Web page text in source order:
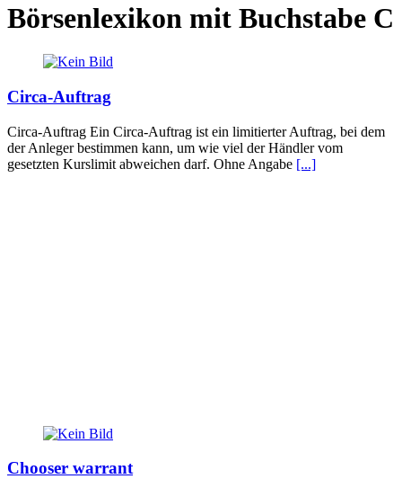
Börsenlexikon mit Buchstabe C
Circa-Auftrag
Circa-Auftrag Ein Circa-Auftrag ist ein limitierter Auftrag, bei dem
der Anleger bestimmen kann, um wie viel der Händler vom
gesetzten Kurslimit abweichen darf. Ohne Angabe [...]
Chooser warrant